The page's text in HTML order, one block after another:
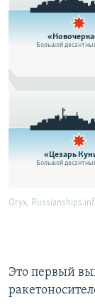
Это первый